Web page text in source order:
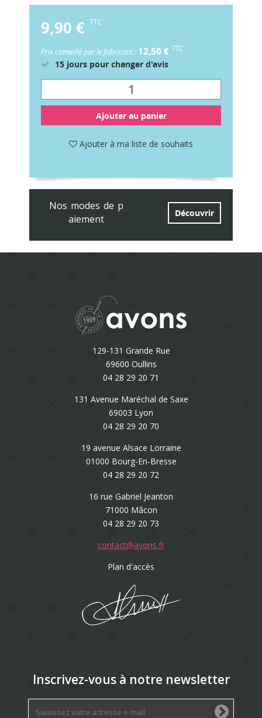
9,90 € TTC
Prix conseillé par le fabricant : 12,50 € TTC
15 jours pour changer d'avis
Ajouter au panier
Ajouter à ma liste de souhaits
Nos modes de p
aiement
Découvrir
129-131 Grande Rue
69600 Oullins
04 28 29 20 71
131 Avenue Maréchal de Saxe
69003 Lyon
04 28 29 20 70
19 avenue Alsace Lorraine
01000 Bourg-En-Bresse
04 28 29 20 72
16 rue Gabriel Jeanton
71000 Mâcon
04 28 29 20 73
contact@avons.fr
Plan d'accès
Inscrivez-vous à notre newsletter